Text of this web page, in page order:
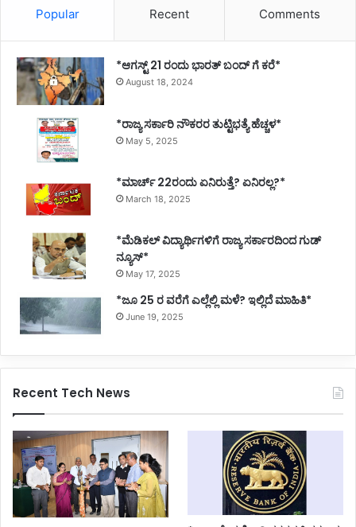
Popular Recent Comments
*ಆಗಸ್ಟ್ 21 ರಂದು ಭಾರತ್‌ ಬಂದ್‌ ಗೆ ಕರೆ*
August 18, 2024
*ರಾಜ್ಯ ಸರ್ಕಾರಿ ನೌಕರರ ತುಟ್ಟಿಭತ್ಯೆ ಹೆಚ್ಚಳ*
May 5, 2025
*ಮಾರ್ಚ್ 22ರಂದು ಏನಿರುತ್ತೆ? ಏನಿರಲ್ಲ?*
March 18, 2025
*ಮೆಡಿಕಲ್ ವಿದ್ಯಾರ್ಥಿಗಳಿಗೆ ರಾಜ್ಯ ಸರ್ಕಾರದಿಂದ ಗುಡ್
ನ್ಯೂಸ್*
May 17, 2025
*ಜೂ 25 ರ ವರೆಗೆ ಎಲ್ಲೆಲ್ಲಿ ಮಳೆ? ಇಲ್ಲಿದೆ ಮಾಹಿತಿ*
June 19, 2025
Recent Tech News